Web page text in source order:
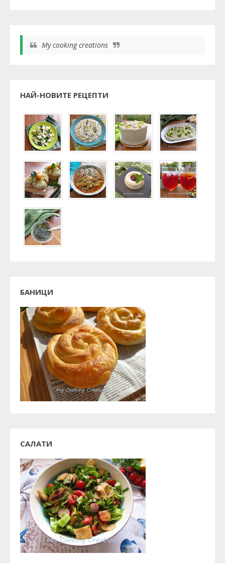
My cooking creations
НАЙ-НОВИТЕ РЕЦЕПТИ
БАНИЦИ
САЛАТИ